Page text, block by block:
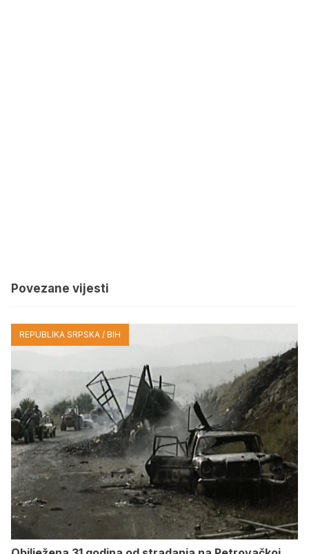
Povezane vijesti
REPUBLIKA SRPSKA / BIH